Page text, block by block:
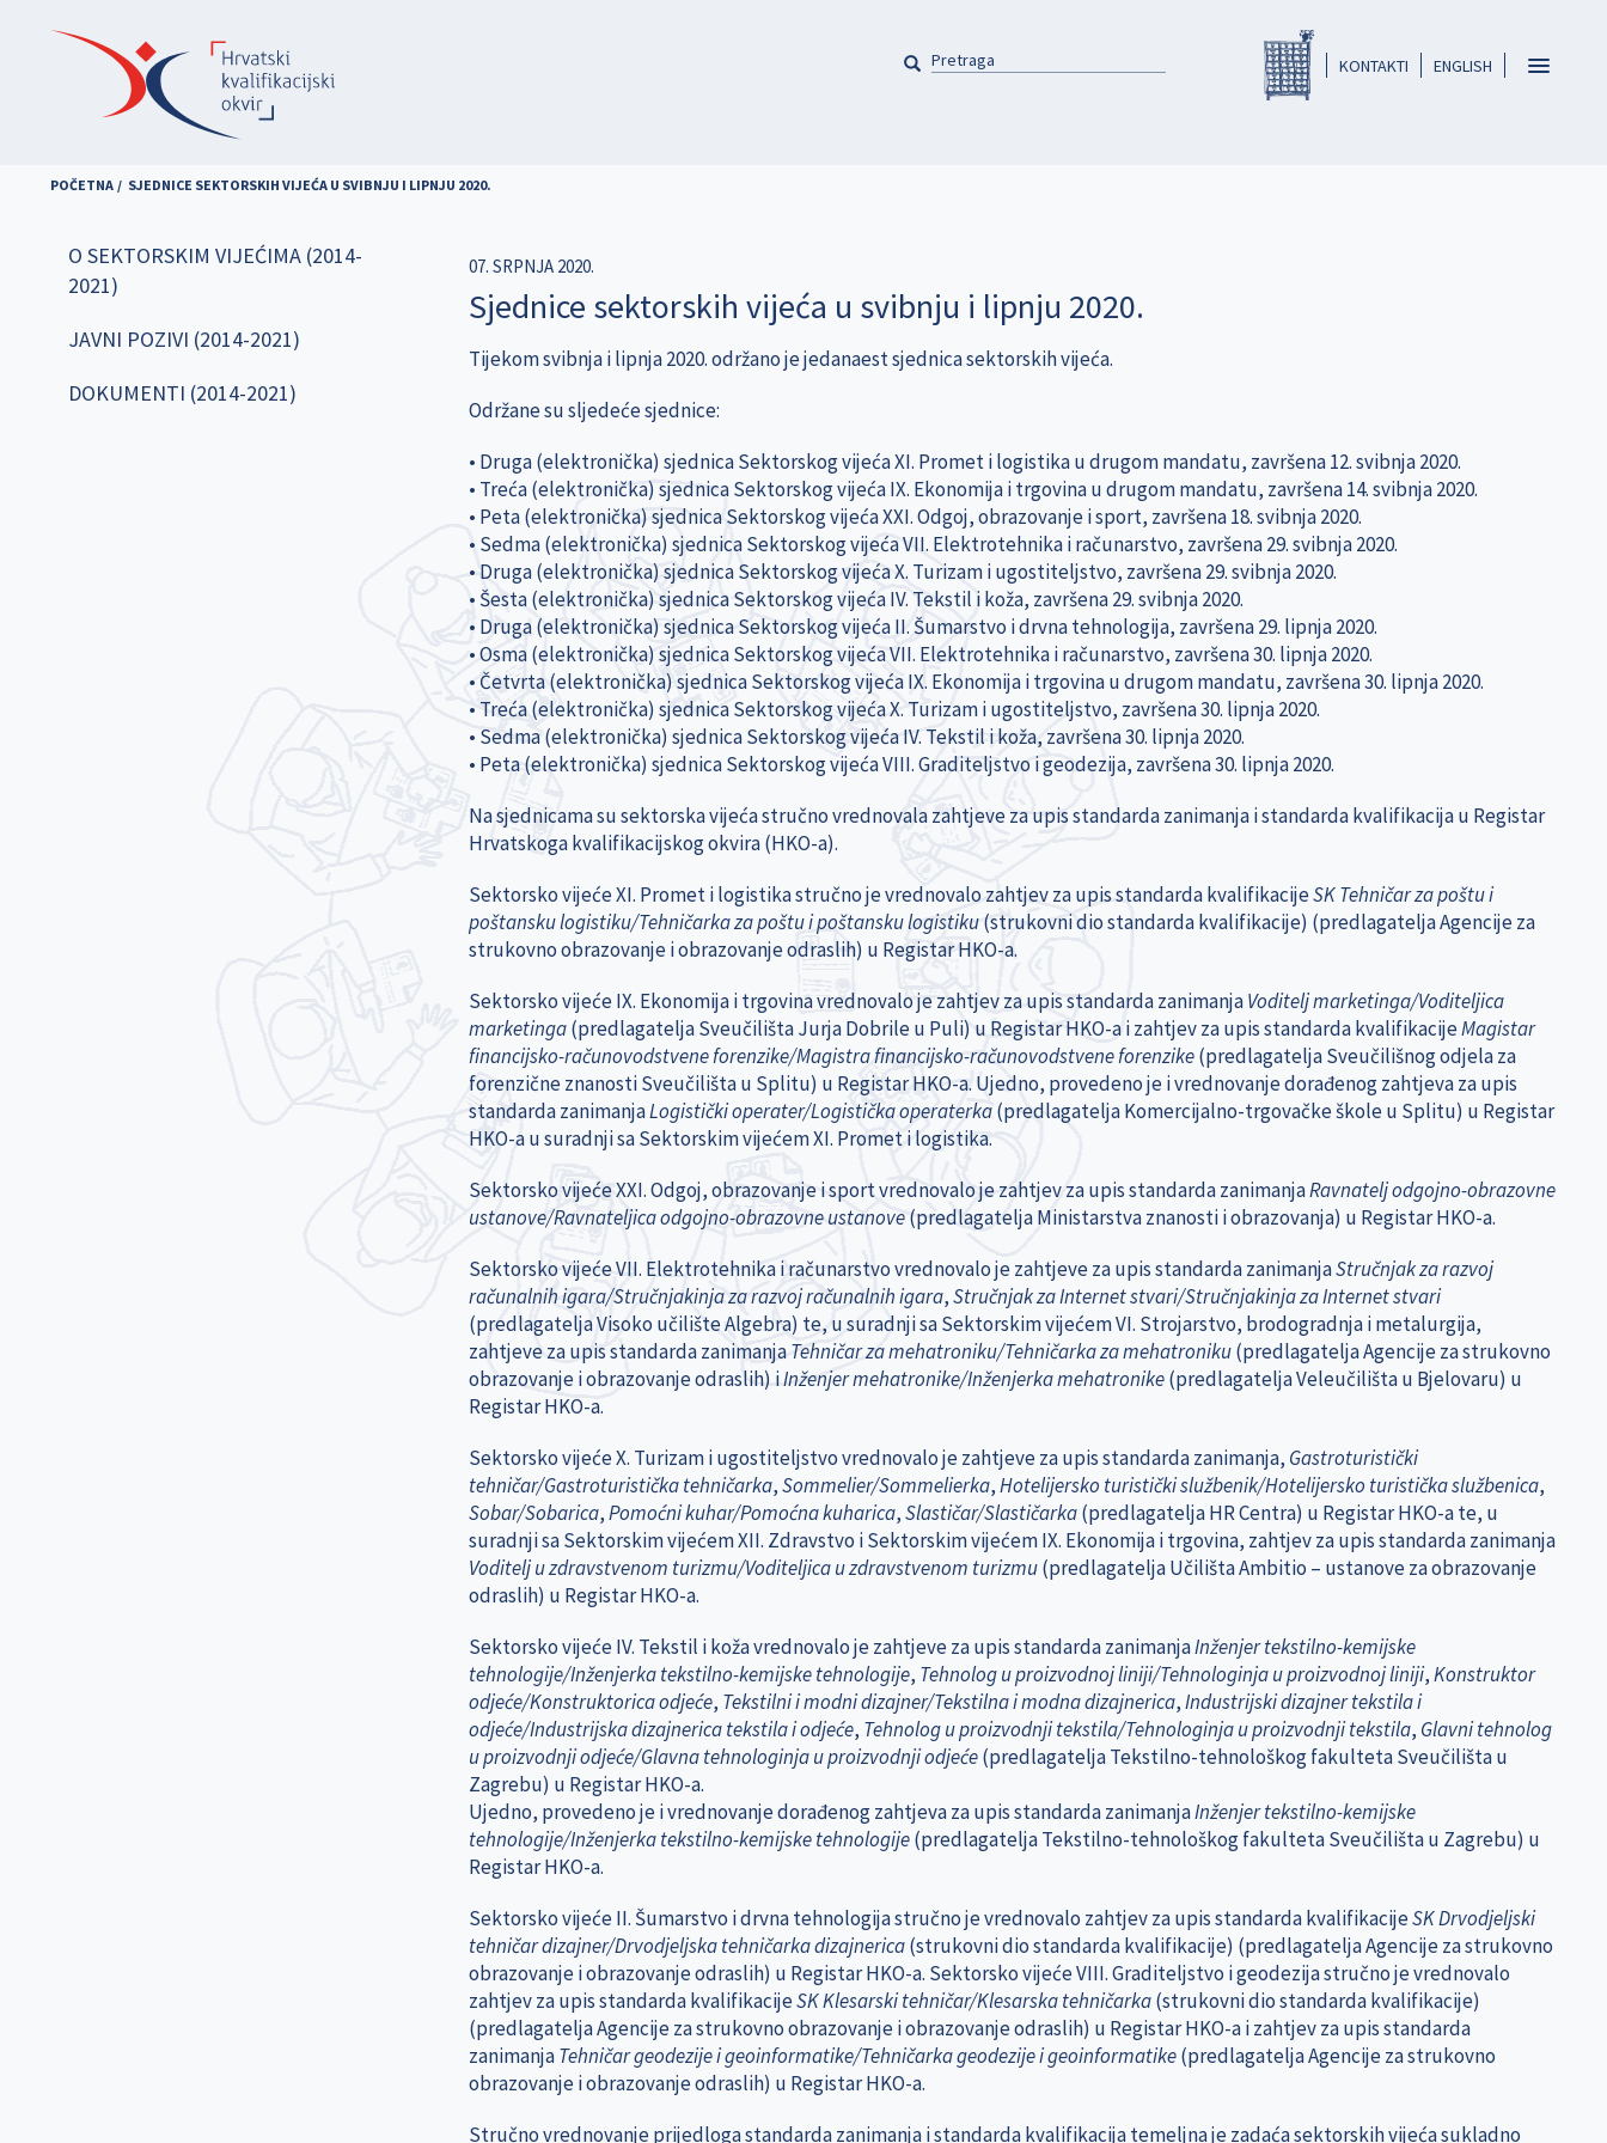
ENGLISH
headerKONTAKTI
PRETRAGA
Toggle
POČETNA SJEDNICE SEKTORSKIH VIJEĆA U SVIBNJU I LIPNJU 2020.
O SEKTORSKIM VIJEĆIMA (2014-
2021)
JAVNI POZIVI (2014-2021)
DOKUMENTI (2014-2021)
07. SRPNJA 2020.
Sjednice sektorskih vijeća u svibnju i lipnju 2020.
Tijekom svibnja i lipnja 2020. održano je jedanaest sjednica sektorskih vijeća.
Održane su sljedeće sjednice:
• Druga (elektronička) sjednica Sektorskog vijeća XI. Promet i logistika u drugom mandatu, završena 12. svibnja 2020.
• Treća (elektronička) sjednica Sektorskog vijeća IX. Ekonomija i trgovina u drugom mandatu, završena 14. svibnja 2020.
• Peta (elektronička) sjednica Sektorskog vijeća XXI. Odgoj, obrazovanje i sport, završena 18. svibnja 2020.
• Sedma (elektronička) sjednica Sektorskog vijeća VII. Elektrotehnika i računarstvo, završena 29. svibnja 2020.
• Druga (elektronička) sjednica Sektorskog vijeća X. Turizam i ugostiteljstvo, završena 29. svibnja 2020.
• Šesta (elektronička) sjednica Sektorskog vijeća IV. Tekstil i koža, završena 29. svibnja 2020.
• Druga (elektronička) sjednica Sektorskog vijeća II. Šumarstvo i drvna tehnologija, završena 29. lipnja 2020.
• Osma (elektronička) sjednica Sektorskog vijeća VII. Elektrotehnika i računarstvo, završena 30. lipnja 2020.
• Četvrta (elektronička) sjednica Sektorskog vijeća IX. Ekonomija i trgovina u drugom mandatu, završena 30. lipnja 2020.
• Treća (elektronička) sjednica Sektorskog vijeća X. Turizam i ugostiteljstvo, završena 30. lipnja 2020.
• Sedma (elektronička) sjednica Sektorskog vijeća IV. Tekstil i koža, završena 30. lipnja 2020.
• Peta (elektronička) sjednica Sektorskog vijeća VIII. Graditeljstvo i geodezija, završena 30. lipnja 2020.
Na sjednicama su sektorska vijeća stručno vrednovala zahtjeve za upis standarda zanimanja i standarda kvalifikacija u Registar
Hrvatskoga kvalifikacijskog okvira (HKO-a).
Sektorsko vijeće XI. Promet i logistika stručno je vrednovalo zahtjev za upis standarda kvalifikacijeSK Tehničar za poštu i
poštansku logistiku/Tehničarka za poštu i poštansku logistiku(strukovni dio standarda kvalifikacije) (predlagatelja Agencije za
strukovno obrazovanje i obrazovanje odraslih) u Registar HKO-a.
Sektorsko vijeće IX. Ekonomija i trgovina vrednovalo je zahtjev za upis standarda zanimanjaVoditelj marketinga/Voditeljica
marketinga(predlagatelja Sveučilišta Jurja Dobrile u Puli) u Registar HKO-a i zahtjev za upis standarda kvalifikacijeMagistar
financijsko-računovodstvene forenzike/Magistra financijsko-računovodstvene forenzike(predlagatelja Sveučilišnog odjela za
forenzične znanosti Sveučilišta u Splitu) u Registar HKO-a. Ujedno, provedeno je i vrednovanje dorađenog zahtjeva za upis
standarda zanimanjaLogistički operater/Logistička operaterka(predlagatelja Komercijalno-trgovačke škole u Splitu) u Registar
HKO-a u suradnji sa Sektorskim vijećem XI. Promet i logistika.
Sektorsko vijeće XXI. Odgoj, obrazovanje i sport vrednovalo je zahtjev za upis standarda zanimanjaRavnatelj odgojno-obrazovne
ustanove/Ravnateljica odgojno-obrazovne ustanove(predlagatelja Ministarstva znanosti i obrazovanja) u Registar HKO-a.
Sektorsko vijeće VII. Elektrotehnika i računarstvo vrednovalo je zahtjeve za upis standarda zanimanjaStručnjak za razvoj
računalnih igara/Stručnjakinja za razvoj računalnih igara,Stručnjak za Internet stvari/Stručnjakinja za Internet stvari
(predlagatelja Visoko učilište Algebra) te, u suradnji sa Sektorskim vijećem VI. Strojarstvo, brodogradnja i metalurgija,
zahtjeve za upis standarda zanimanjaTehničar za mehatroniku/Tehničarka za mehatroniku(predlagatelja Agencije za strukovno
obrazovanje i obrazovanje odraslih) iInženjer mehatronike/Inženjerka mehatronike(predlagatelja Veleučilišta u Bjelovaru) u
Registar HKO-a.
Sektorsko vijeće X. Turizam i ugostiteljstvo vrednovalo je zahtjeve za upis standarda zanimanja, Gastroturistički
tehničar/Gastroturistička tehničarka,Sommelier/Sommelierka,Hotelijersko turistički službenik/Hotelijersko turistička službenica,
Sobar/Sobarica,Pomoćni kuhar/Pomoćna kuharica,Slastičar/Slastičarka(predlagatelja HR Centra) u Registar HKO-a te, u
suradnji sa Sektorskim vijećem XII. Zdravstvo i Sektorskim vijećem IX. Ekonomija i trgovina, zahtjev za upis standarda zanimanja
Voditelj u zdravstvenom turizmu/Voditeljica u zdravstvenom turizmu(predlagatelja Učilišta Ambitio – ustanove za obrazovanje
odraslih) u Registar HKO-a.
Sektorsko vijeće IV. Tekstil i koža vrednovalo je zahtjeve za upis standarda zanimanjaInženjer tekstilno-kemijske
tehnologije/Inženjerka tekstilno-kemijske tehnologije, Tehnolog u proizvodnoj liniji/Tehnologinja u proizvodnoj liniji,Konstruktor
odjeće/Konstruktorica odjeće, Tekstilni i modni dizajner/Tekstilna i modna dizajnerica,Industrijski dizajner tekstila i
odjeće/Industrijska dizajnerica tekstila i odjeće, Tehnolog u proizvodnji tekstila/Tehnologinja u proizvodnji tekstila, Glavni tehnolog
u proizvodnji odjeće/Glavna tehnologinja u proizvodnji odjeće(predlagatelja Tekstilno-tehnološkog fakulteta Sveučilišta u
Zagrebu) u Registar HKO-a.
Ujedno, provedeno je i vrednovanje dorađenog zahtjeva za upis standarda zanimanjaInženjer tekstilno-kemijske
tehnologije/Inženjerka tekstilno-kemijske tehnologije(predlagatelja Tekstilno-tehnološkog fakulteta Sveučilišta u Zagrebu) u
Registar HKO-a.
Sektorsko vijeće II. Šumarstvo i drvna tehnologija stručno je vrednovalo zahtjev za upis standarda kvalifikacijeSK Drvodjeljski
tehničar dizajner/Drvodjeljska tehničarka dizajnerica(strukovni dio standarda kvalifikacije) (predlagatelja Agencije za strukovno
obrazovanje i obrazovanje odraslih) u Registar HKO-a. Sektorsko vijeće VIII. Graditeljstvo i geodezija stručno je vrednovalo
zahtjev za upis standarda kvalifikacijeSK Klesarski tehničar/Klesarska tehničarka(strukovni dio standarda kvalifikacije)
(predlagatelja Agencije za strukovno obrazovanje i obrazovanje odraslih) u Registar HKO-a i zahtjev za upis standarda
zanimanjaTehničar geodezije i geoinformatike/Tehničarka geodezije i geoinformatike(predlagatelja Agencije za strukovno
obrazovanje i obrazovanje odraslih) u Registar HKO-a.
Stručno vrednovanje prijedloga standarda zanimanja i standarda kvalifikacija temeljna je zadaća sektorskih vijeća sukladno